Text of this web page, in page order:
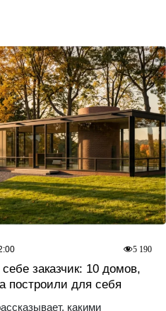
заказчик: 10 домов,
построили для себя
какими
5 190